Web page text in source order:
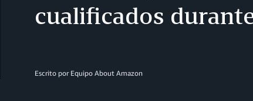
cualificados
Escrito por Equipo About Amazon